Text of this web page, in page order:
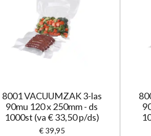
8001 VACUUMZAK 3-las
90mu 120 x 250mm - ds
1000st (va € 33,50 p/ds)
€ 39,95